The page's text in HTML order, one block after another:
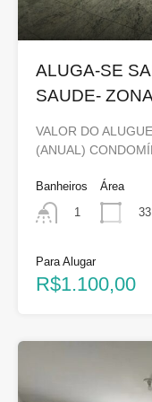
ALUGA-SE
SAUDE-
VALOR DO
(ANUAL)
Banheiros
1
Área
33
Para Alugar
R$1.100,00